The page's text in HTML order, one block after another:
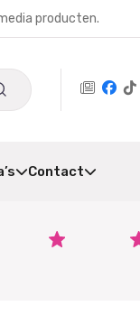
producten.
Contact